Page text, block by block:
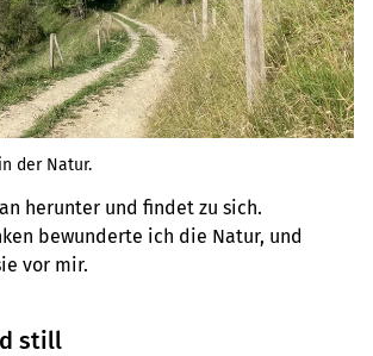
der Natur.
herunter und findet zu sich.
bewunderte ich die Natur, und
vor mir.
still